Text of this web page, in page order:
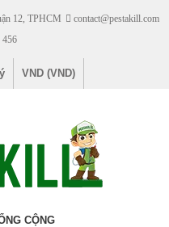
12, TPHCM
contact@pestakill.com
456
VND (VND)
CỘNG